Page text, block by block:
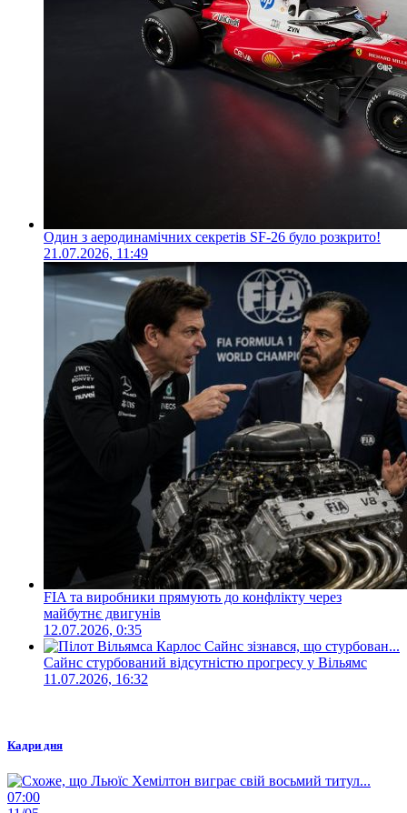
Один з аеродинамічних секретів SF-26 було розкрито!
21.07.2026, 11:49
FIA та виробники прямують до конфлікту через
майбутнє двигунів
12.07.2026, 0:35
Сайнс стурбований відсутністю прогресу у Вільямс
11.07.2026, 16:32
Кадри дня
07:00